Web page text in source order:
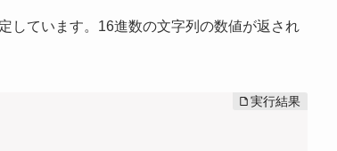
しています。16進数の文字列の数値が返され